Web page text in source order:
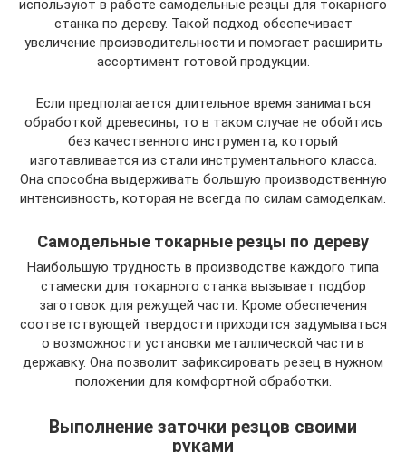
используют в работе самодельные резцы для токарного
станка по дереву. Такой подход обеспечивает
увеличение производительности и помогает расширить
ассортимент готовой продукции.
Если предполагается длительное время заниматься
обработкой древесины, то в таком случае не обойтись
без качественного инструмента, который
изготавливается из стали инструментального класса.
Она способна выдерживать большую производственную
интенсивность, которая не всегда по силам самоделкам.
Самодельные токарные резцы по дереву
Наибольшую трудность в производстве каждого типа
стамески для токарного станка вызывает подбор
заготовок для режущей части. Кроме обеспечения
соответствующей твердости приходится задумываться
о возможности установки металлической части в
державку. Она позволит зафиксировать резец в нужном
положении для комфортной обработки.
Выполнение заточки резцов своими
руками